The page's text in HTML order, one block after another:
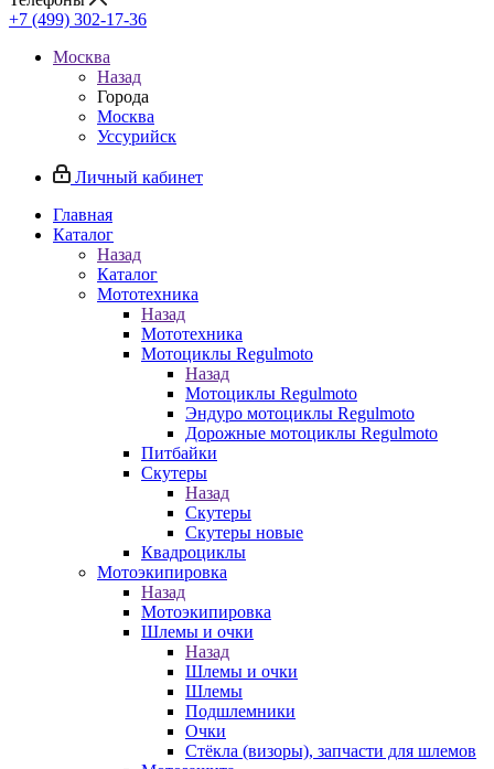
+7 (499) 302-17-36
Москва
Назад
Города
Москва
Уссурийск
Личный кабинет
Главная
Каталог
Назад
Каталог
Мототехника
Назад
Мототехника
Мотоциклы Regulmoto
Назад
Мотоциклы Regulmoto
Эндуро мотоциклы Regulmoto
Дорожные мотоциклы Regulmoto
Питбайки
Скутеры
Назад
Скутеры
Скутеры новые
Квадроциклы
Мотоэкипировка
Назад
Мотоэкипировка
Шлемы и очки
Назад
Шлемы и очки
Шлемы
Подшлемники
Очки
Стёкла (визоры), запчасти для шлемов